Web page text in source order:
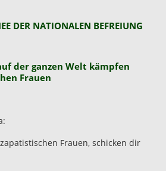
DER NATIONALEN BEFREIUNG
der ganzen Welt kämpfen
Frauen
Frauen, schicken dir